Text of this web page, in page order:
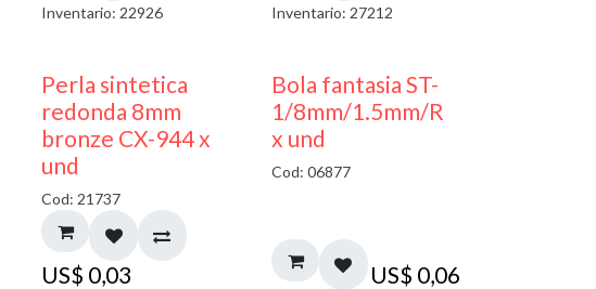
Inventario: 22926 Inventario: 27212
Perla sintetica
redonda 8mm
bronze CX-944 x
und
Cod: 21737
US$ 0,03
Bola fantasia ST-
1/8mm/1.5mm/R
x und
Cod: 06877
US$ 0,06